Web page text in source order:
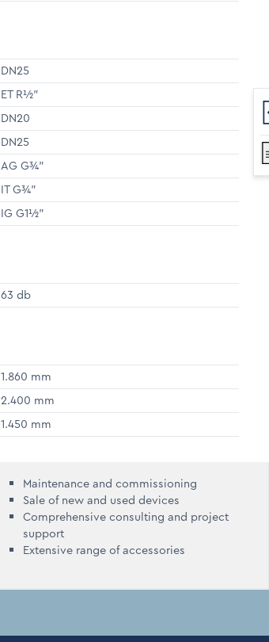
DN25
ET R½"
DN20
DN25
AG G¾"
IT G¾"
IG G1½"
63 db
1.860 mm
2.400 mm
1.450 mm
Maintenance and commissioning
Sale of new and used devices
Comprehensive consulting and project
support
Extensive range of accessories